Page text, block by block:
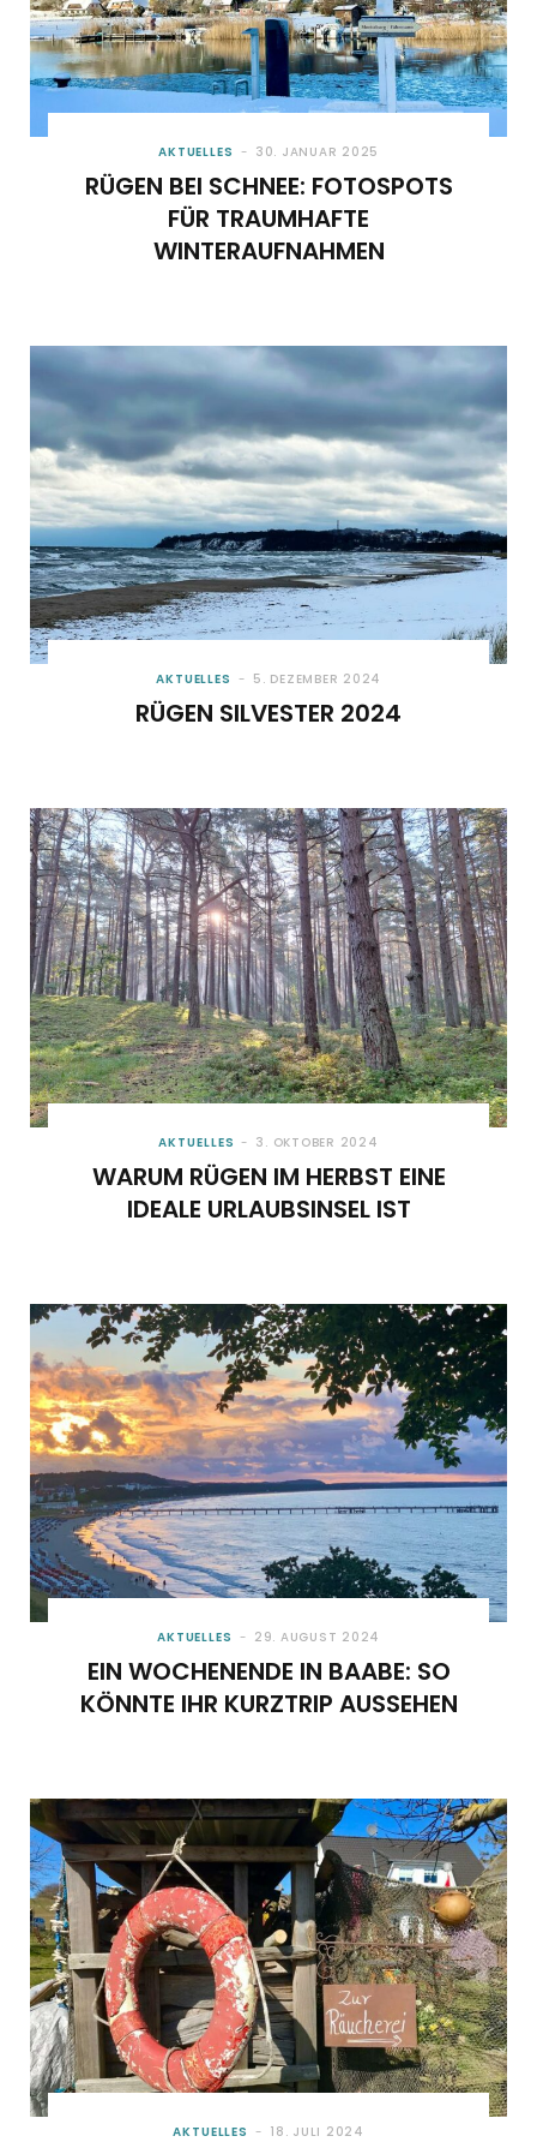
AKTUELLES 30. JANUAR 2025
RÜGEN BEI SCHNEE: FOTOSPOTS
FÜR TRAUMHAFTE
WINTERAUFNAHMEN
AKTUELLES 5. DEZEMBER 2024
RÜGEN SILVESTER 2024
AKTUELLES 3. OKTOBER 2024
WARUM RÜGEN IM HERBST EINE
IDEALE URLAUBSINSEL IST
AKTUELLES 29. AUGUST 2024
EIN WOCHENENDE IN BAABE: SO
KÖNNTE IHR KURZTRIP AUSSEHEN
AKTUELLES 18. JULI 2024